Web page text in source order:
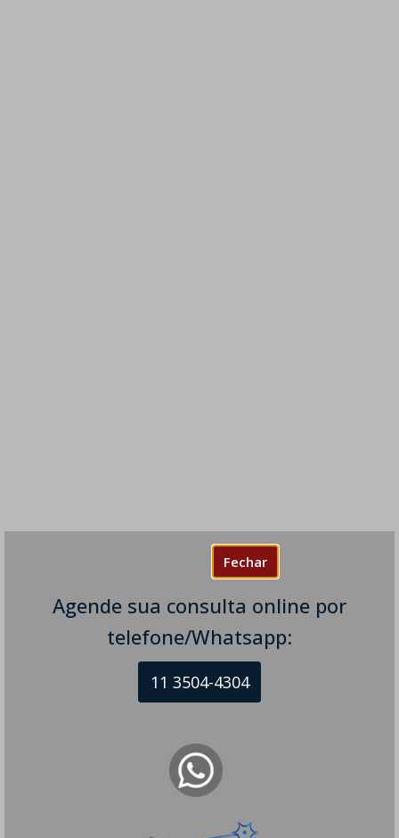
Fechar
Agende sua consulta online por
telefone/Whatsapp:
11 3504-4304